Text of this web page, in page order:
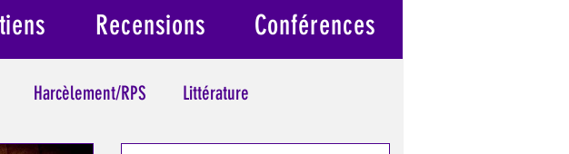
Harcèlement/RPS Littérature
Recensions Conférences